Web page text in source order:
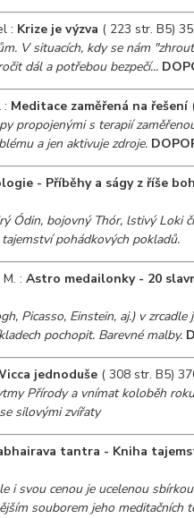
: Krize je výzva ( 223 str. B5)
V situacích, kdy se nám
dál a potřebou bezpečí...
: Meditace zaměřená na řešení
propojenými s terapií
a jen aktivuje zdroje.
- Příběhy a ságy z říše
Ódin, bojovný Thór, lstivý Loki
pohádkových pokladů.
M. :Astro medailonky - 20
Picasso, Einstein, aj.) v zrcadle
pochopit. Barevné malby.
jednoduše ( 308 str. B5)
Přírody a vnímat koloběh
silovými zvířaty
tantra - Kniha
i svou cenou je ucelenou
souborem jeho meditačních